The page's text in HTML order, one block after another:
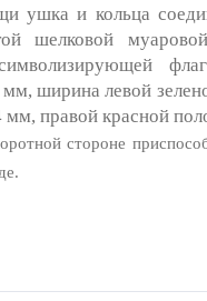
ушка и кольца
шелковой
ширина левой
мм, правой красной
стороне